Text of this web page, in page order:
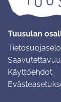
Tuusulan
Käyttöehdot